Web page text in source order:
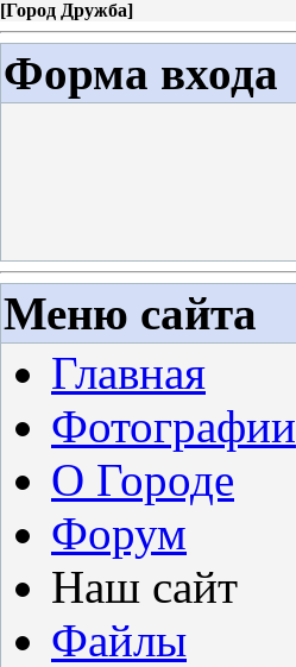
[Город Дружба]
Форма входа
Меню сайта
Главная
Фотографии
О Городе
Форум
Наш сайт
Файлы